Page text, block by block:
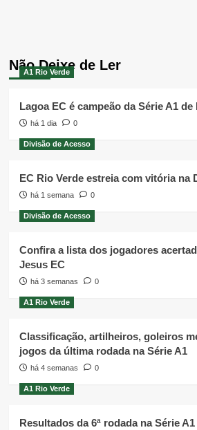
Não Deixe de Ler
A1 Rio Verde
Lagoa EC é campeão da Série A1 de
há 1 dia 0
Divisão de Acesso
EC Rio Verde estreia com vitória na
há 1 semana 0
Divisão de Acesso
Confira a lista dos jogadores
Jesus EC
há 3 semanas 0
A1 Rio Verde
Classificação, artilheiros, goleiros
jogos da última rodada na Série A1
há 4 semanas 0
A1 Rio Verde
Resultados da 6ª rodada na Série